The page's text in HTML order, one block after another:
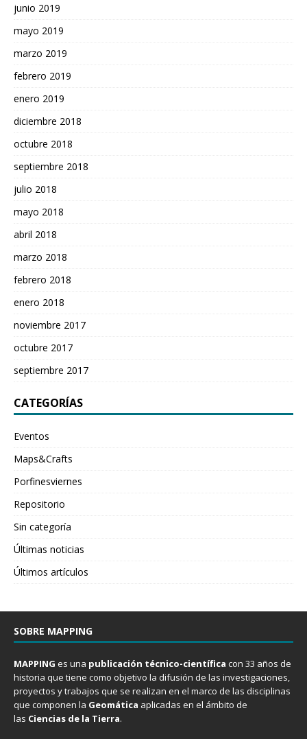
junio 2019
mayo 2019
marzo 2019
febrero 2019
enero 2019
diciembre 2018
octubre 2018
septiembre 2018
julio 2018
mayo 2018
abril 2018
marzo 2018
febrero 2018
enero 2018
noviembre 2017
octubre 2017
septiembre 2017
CATEGORÍAS
Eventos
Maps&Crafts
Porfinesviernes
Repositorio
Sin categoría
Últimas noticias
Últimos artículos
SOBRE MAPPING
MAPPING es una publicación técnico-científica con 33 años de
historia que tiene como objetivo la difusión de las investigaciones,
proyectos y trabajos que se realizan en el marco de las disciplinas
que componen la Geomática aplicadas en el ámbito de
las Ciencias de la Tierra.